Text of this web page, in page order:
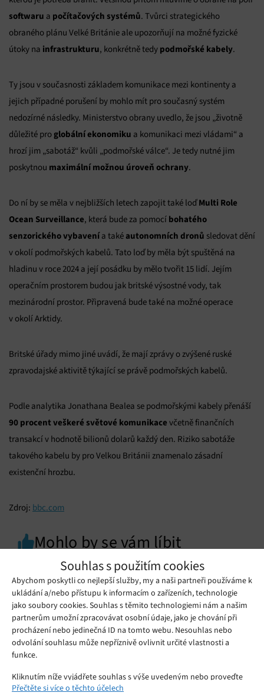
Souhlas s použitím cookies
Abychom poskytli co nejlepší služby, my a naši partneři používáme k
ukládání a/nebo přístupu k informacím o zařízeních, technologie
jako soubory cookies. Souhlas s těmito technologiemi nám a našim
partnerům umožní zpracovávat osobní údaje, jako je chování při
procházení nebo jedinečná ID na tomto webu. Nesouhlas nebo
odvolání souhlasu může nepříznivě ovlivnit určité vlastnosti a
funkce.
Kliknutím níže vyjádřete souhlas s výše uvedeným nebo proveďte
podrobnější rozhodnutí. Vaše volby budou použity pouze na tomto
Přečtěte si více o těchto účelech
softwaru a počítačových systémů. Tvůrci strategického
obraného plánu Velké Británie ale upozorňují na možné fyzické
útoky na infrastrukturu, konkrétně tedy podmořské kabely.
Ty jsou v současnosti základem komunikace mezi kontinenty a
jejich případné porušení by mohlo mít pro současný systém
nedozírné následky. Ministerstvo obrany uvedlo, že jsou „životně
důležité pro globální ekonomiku a komunikaci mezi vládami“ a
hrozí jim „sabotáž“ kvůli „podmořské válce“. Je tedy nutné jim
poskytnou maximální možnou úroveň ochrany.
Do ní by se měla v nejbližších letech zapojit také loďMulti Role
Ocean Surveillance, která bude za pomocí bohatého
senzorického vybavenía také autonomních dronů sledovat dění
v okolí podmořských kabelů. Tato loď by měla být spuštěná na
hladinu v roce 2024 a její posádku by mělo tvořit 15 lidí. Jejím
operačním prostorem budou jak britské výsostné vody, tak
mezinárodní prostor. Připravená bude také na možné operace
v okolí Arktidy.
Britské úřady mimo jiné uvádí, že mají zprávy o zvýšené ruské
zpravodajské aktivitě týkající se právě podmořských kabelů.
Podle analytika Jonathana Bealea se podmořskými kabely přenáší
90 procent veškeré světové komunikace včetně finančních
transakcí v hodnotě bilionů dolarů každý den. Riziko sabotáže
takového kabelu by pro Velkou Británii znamenalo zásadní
existenční hrozbu.
Zdroj: bbc.com
Mohlo by se vám líbit